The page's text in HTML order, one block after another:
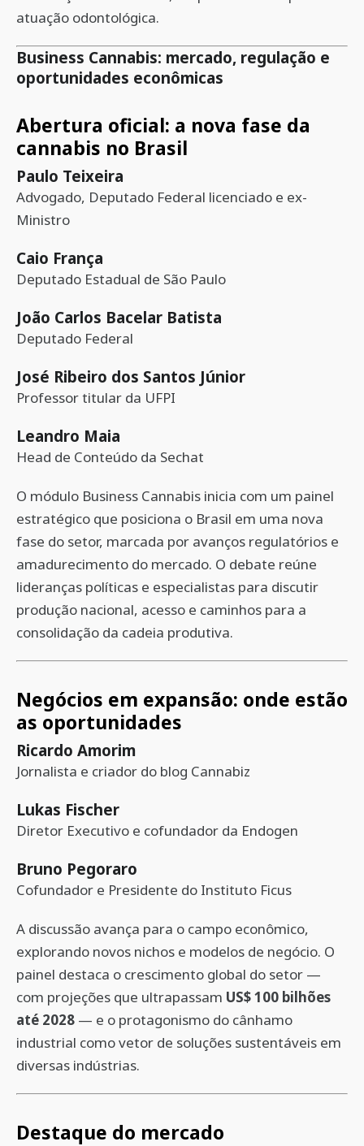
atuação odontológica.
Business Cannabis: mercado, regulação e
oportunidades econômicas
Abertura oficial: a nova fase da
cannabis no Brasil
Paulo Teixeira
Advogado, Deputado Federal licenciado e ex-
Ministro
Caio França
Deputado Estadual de São Paulo
João Carlos Bacelar Batista
Deputado Federal
José Ribeiro dos Santos Júnior
Professor titular da UFPI
Leandro Maia
Head de Conteúdo da Sechat
O módulo Business Cannabis inicia com um painel
estratégico que posiciona o Brasil em uma nova
fase do setor, marcada por avanços regulatórios e
amadurecimento do mercado. O debate reúne
lideranças políticas e especialistas para discutir
produção nacional, acesso e caminhos para a
consolidação da cadeia produtiva.
Negócios em expansão: onde estão
as oportunidades
Ricardo Amorim
Jornalista e criador do blog Cannabiz
Lukas Fischer
Diretor Executivo e cofundador da Endogen
Bruno Pegoraro
Cofundador e Presidente do Instituto Ficus
A discussão avança para o campo econômico,
explorando novos nichos e modelos de negócio. O
painel destaca o crescimento global do setor —
com projeções que ultrapassam US$ 100 bilhões
até 2028 — e o protagonismo do cânhamo
industrial como vetor de soluções sustentáveis em
diversas indústrias.
Destaque do mercado